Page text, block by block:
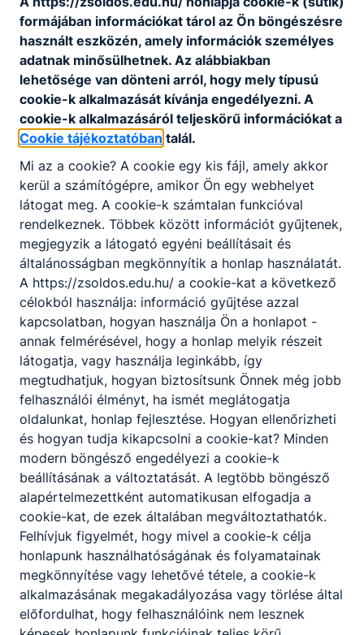
Javasolt továbbá azoknak, akik szeretik a
látványos eredményeket és érdeklődnek az
alternatív hajtású járművek iránt.
KOMPETENCIAELVÁRÁS
Jó ﬁzikum, kézügyesség, szakszerű
kommunikáció, csapatmunka, felelősségtudat,
vevőközpontúság.
A SZAKKÉPZETTSÉGGEL RENDELKEZŐ
elvégzi a javítandó gépjármű
állapotfelmérését, hibamegállapítását;
működteti a munkavégzéshez szükséges
gépeket, berendezéseket, diagnosztikai és
mérőeszközöket;
a gépjárművek sorozatgyártásában
közreműködik;
a gyártási folyamatban minőségellenőrzést
végez, ellenőrzi a gyártósorról lekerülő
gépjárművek minőségét;
megállapítja és megszünteti a hibákat és
zavarokat, ehhez automatikus mérő- és
vizsgáló rendszereket használ;
kezeli a járműveket és azok rendszereit,
üzembe helyezi a járműveket;
mechanikus és elektromos alkatrészeket
össze- és szétszerel, valamint ellenőriz;
járműveket és rendszereket karbantart,
javít és beállít;
hibákat és zavarokat keres, mérési
formájában információkat tárol az Ön böngészésre
használt eszközén, amely információk személyes
adatnak minősülhetnek. Az alábbiakban
lehetősége van dönteni arról, hogy mely típusú
cookie-k alkalmazását kívánja engedélyezni. A
cookie-k alkalmazásáról teljeskörű információkat a
Cookie tájékoztatóban talál.
Mi az a cookie? A cookie egy kis fájl, amely akkor
kerül a számítógépre, amikor Ön egy webhelyet
látogat meg. A cookie-k számtalan funkcióval
rendelkeznek. Többek között információt gyűjtenek,
megjegyzik a látogató egyéni beállításait és
általánosságban megkönnyítik a honlap használatát.
A https://zsoldos.edu.hu/ a cookie-kat a következő
célokból használja: információ gyűjtése azzal
kapcsolatban, hogyan használja Ön a honlapot -
annak felmérésével, hogy a honlap melyik részeit
látogatja, vagy használja leginkább, így
megtudhatjuk, hogyan biztosítsunk Önnek még jobb
felhasználói élményt, ha ismét meglátogatja
oldalunkat, honlap fejlesztése. Hogyan ellenőrizheti
és hogyan tudja kikapcsolni a cookie-kat? Minden
modern böngésző engedélyezi a cookie-k
beállításának a változtatását. A legtöbb böngésző
alapértelmezettként automatikusan elfogadja a
cookie-kat, de ezek általában megváltoztathatók.
Felhívjuk figyelmét, hogy mivel a cookie-k célja
honlapunk használhatóságának és folyamatainak
megkönnyítése vagy lehetővé tétele, a cookie-k
alkalmazásának megakadályozása vagy törlése által
előfordulhat, hogy felhasználóink nem lesznek